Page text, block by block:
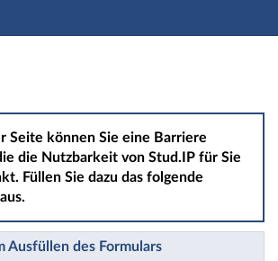
Hauptnavigation
Seite können Sie eine Barriere
die Nutzbarkeit von Stud.IP für Sie
Füllen Sie dazu das folgende
Ausfüllen des Formulars